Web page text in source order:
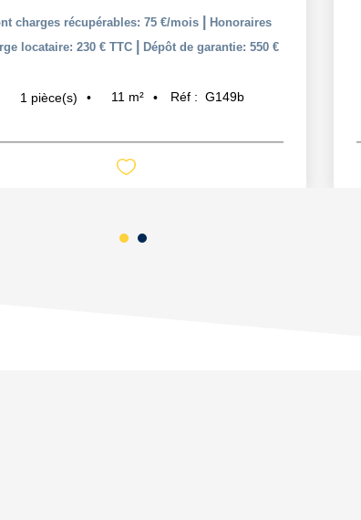
charges récupérables: 75 €/mois
Honoraires
locataire: 230 € TTC
Dépôt de garantie: 550 €
1 pièce(s) 11 m² Réf : G149b